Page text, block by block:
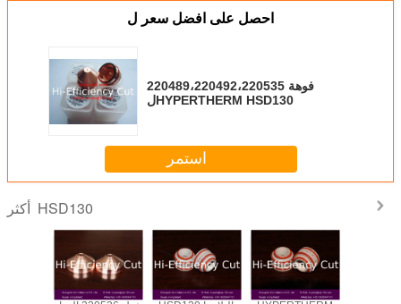
احصل على افضل سعر ل
220489،220492،220535 فوهة
لHYPERTHERM HSD130
استمر
HSD130